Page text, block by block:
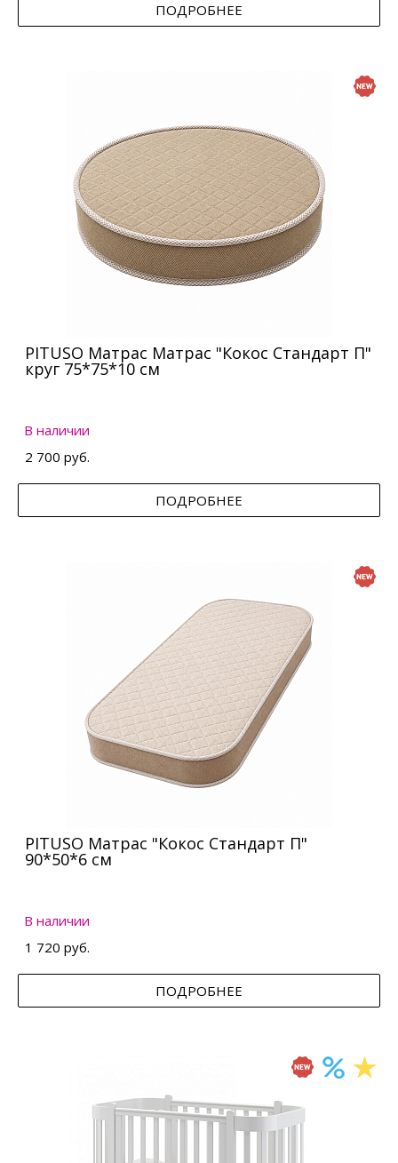
ПОДРОБНЕЕ
PITUSO Матрас Матрас "Кокос Стандарт П"
круг 75*75*10 см
В наличии
2 700 руб.
ПОДРОБНЕЕ
PITUSO Матрас "Кокос Стандарт П"
90*50*6 см
В наличии
1 720 руб.
ПОДРОБНЕЕ